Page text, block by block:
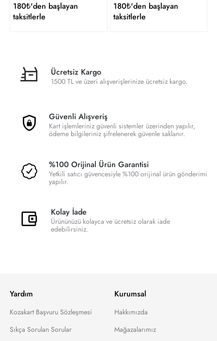
180₺'den başlayan
taksitlerle
180₺'den başlayan
taksitlerle
Ücretsiz Kargo
1500 TL ve üzeri alışverişlerinize ücretsiz kargo.
Güvenli Alışveriş
Kart işlemleriniz güvenli sistemler üzerinden yapılır,
ödeme bilgileriniz şifrelenerek güvenle saklanır.
%100 Orijinal Ürün Garantisi
Yetkili satıcı güvencesiyle %100 orijinal ürün gönderimi
yapılır.
Kolay İade
Ürününüzü kolayca ve ücretsiz olarak iade
edebilirsiniz.
Yardım
Kozakart Başvuru Sözleşmesi
Sıkça Sorulan Sorular
Kurumsal
Hakkımızda
Mağazalarımız